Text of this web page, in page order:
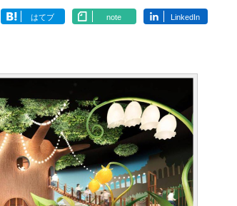
はてブ note LinkedIn